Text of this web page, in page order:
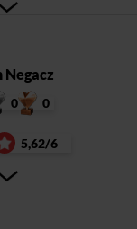
Negacz
0 0
5,62/6